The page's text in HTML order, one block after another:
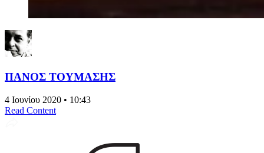
ΠΑΝΟΣ ΤΟΥΜΑΣΗΣ
4 Ιουνίου 2020 • 10:43
Read Content